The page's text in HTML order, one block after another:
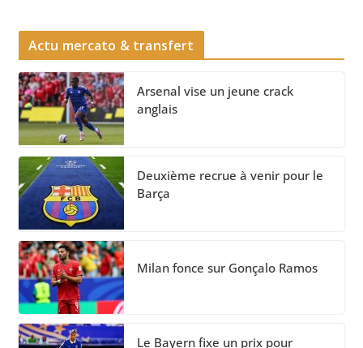
Actu mercato & transfert
Arsenal vise un jeune crack
anglais
Deuxième recrue à venir pour le
Barça
Milan fonce sur Gonçalo Ramos
Le Bayern fixe un prix pour